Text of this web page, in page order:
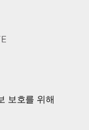
보호를 위해